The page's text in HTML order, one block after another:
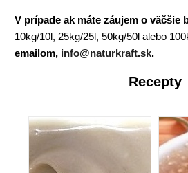
V prípade ak máte záujem o väčšie
10kg/10l, 25kg/25l, 50kg/50l alebo
emailom, info@naturkraft.sk.
Recepty